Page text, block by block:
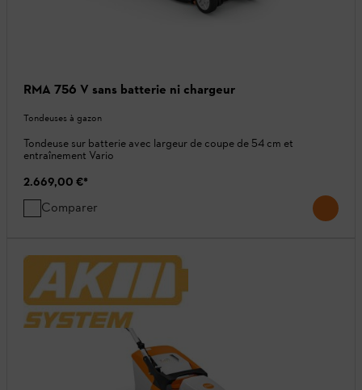
RMA 756 V sans batterie ni chargeur
Tondeuses à gazon
Tondeuse sur batterie avec largeur de coupe de 54 cm et
entraînement Vario
2.669,00 €*
Comparer